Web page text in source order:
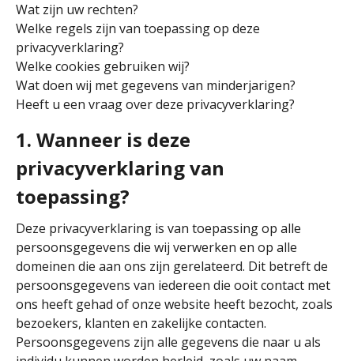
Wat zijn uw rechten?
Welke regels zijn van toepassing op deze
privacyverklaring?
Welke cookies gebruiken wij?
Wat doen wij met gegevens van minderjarigen?
Heeft u een vraag over deze privacyverklaring?
1. Wanneer is deze
privacyverklaring van
toepassing?
Deze privacyverklaring is van toepassing op alle
persoonsgegevens die wij verwerken en op alle
domeinen die aan ons zijn gerelateerd. Dit betreft de
persoonsgegevens van iedereen die ooit contact met
ons heeft gehad of onze website heeft bezocht, zoals
bezoekers, klanten en zakelijke contacten.
Persoonsgegevens zijn alle gegevens die naar u als